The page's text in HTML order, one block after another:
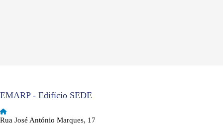
EMARP - Edifício SEDE
Rua José António Marques, 17